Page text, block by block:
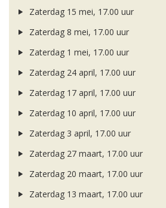
Zaterdag 15 mei, 17.00 uur
Zaterdag 8 mei, 17.00 uur
Zaterdag 1 mei, 17.00 uur
Zaterdag 24 april, 17.00 uur
Zaterdag 17 april, 17.00 uur
Zaterdag 10 april, 17.00 uur
Zaterdag 3 april, 17.00 uur
Zaterdag 27 maart, 17.00 uur
Zaterdag 20 maart, 17.00 uur
Zaterdag 13 maart, 17.00 uur